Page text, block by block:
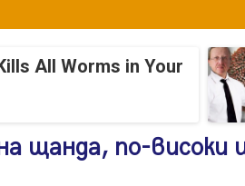
All Worms in Your
щанда, по-високи